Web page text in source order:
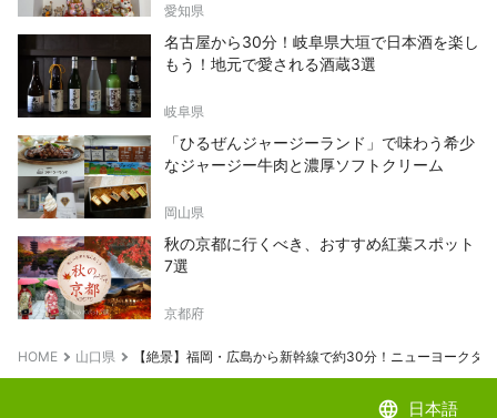
愛知県
名古屋から30分！岐阜県大垣で日本酒を楽し
もう！地元で愛される酒蔵3選
岐阜県
「ひるぜんジャージーランド」で味わう希少
なジャージー牛肉と濃厚ソフトクリーム
岡山県
秋の京都に行くべき、おすすめ紅葉スポット
7選
京都府
HOME 山口県 【絶景】福岡・広島から新幹線で約30分！ニューヨーク
language 日本語